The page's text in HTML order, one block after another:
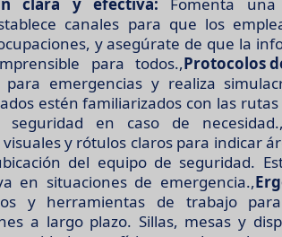
canales para que los
y asegúrate de que la
para todos.,Protocolos
para emergencias y realiza
estén familiarizados con las
en caso de necesidad.,
y rótulos claros para indicar
del equipo de seguridad.
en situaciones de emergencia.,
y herramientas de trabajo
a largo plazo. Sillas, mesas y